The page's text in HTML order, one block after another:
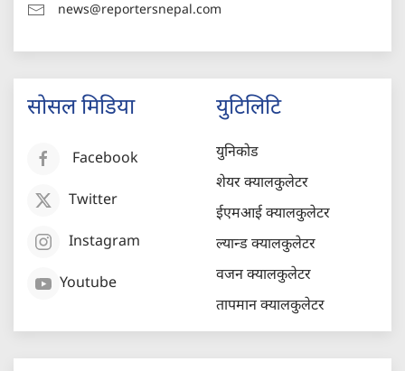
news@reportersnepal.com
सोसल मिडिया
Facebook
Twitter
Instagram
Youtube
युटिलिटि
युनिकोड
शेयर क्यालकुलेटर
ईएमआई क्यालकुलेटर
ल्यान्ड क्यालकुलेटर
वजन क्यालकुलेटर
तापमान क्यालकुलेटर